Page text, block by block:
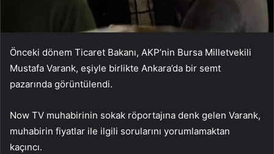
Önceki dönem Ticaret Bakanı, AKP’nin Bursa Milletvekili
Mustafa Varank, eşiyle birlikte Ankara’da bir semt
pazarında görüntülendi.
Now TV muhabirinin sokak röportajına denk gelen Varank,
muhabirin fiyatlar ile ilgili sorularını yorumlamaktan
kaçıncı.